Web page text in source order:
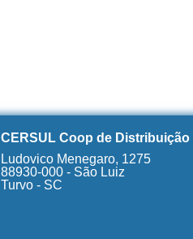
CERSUL Coop de Distribuição
Ludovico Menegaro, 1275
88930-000 - São Luiz
Turvo - SC